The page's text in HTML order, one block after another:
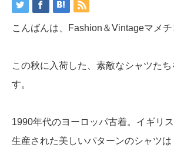
こんばんは、Fashion＆Vintageマメチ
この秋に入荷した、素敵なシャツたち
す。
1990年代のヨーロッパ古着。イギリ
生産された美しいパターンのシャツは